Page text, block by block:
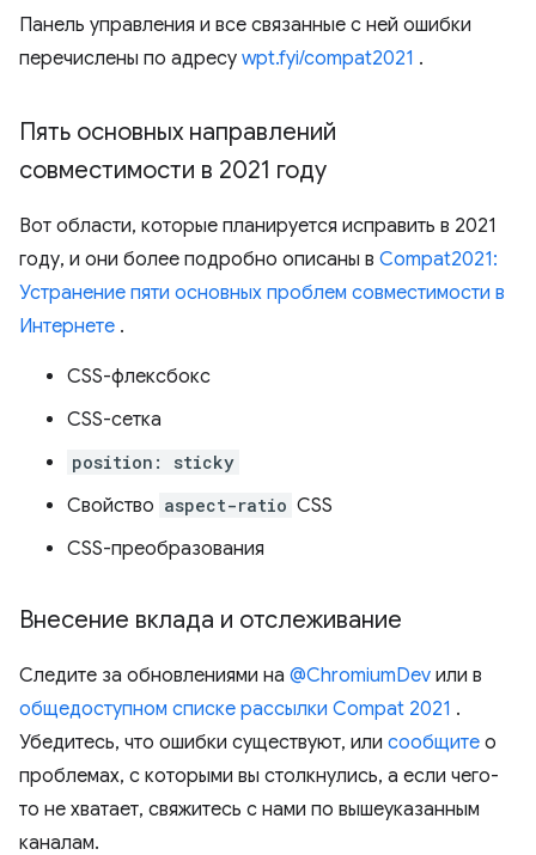
Панель управления и все связанные с ней ошибки
перечислены по адресу wpt.fyi/compat2021 .
Пять основных направлений
совместимости в 2021 году
Вот области, которые планируется исправить в 2021
году, и они более подробно описаны в Compat2021:
Устранение пяти основных проблем совместимости в
Интернете .
CSS-флексбокс
CSS-сетка
position: sticky
Свойство aspect-ratio CSS
CSS-преобразования
Внесение вклада и отслеживание
Следите за обновлениями на @ChromiumDev или в
общедоступном списке рассылки Compat 2021 .
Убедитесь, что ошибки существуют, или сообщите о
проблемах, с которыми вы столкнулись, а если чего-
то не хватает, свяжитесь с нами по вышеуказанным
каналам.